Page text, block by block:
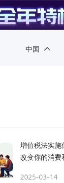
中国
增值税法实
改变你的消费
2025-03-14